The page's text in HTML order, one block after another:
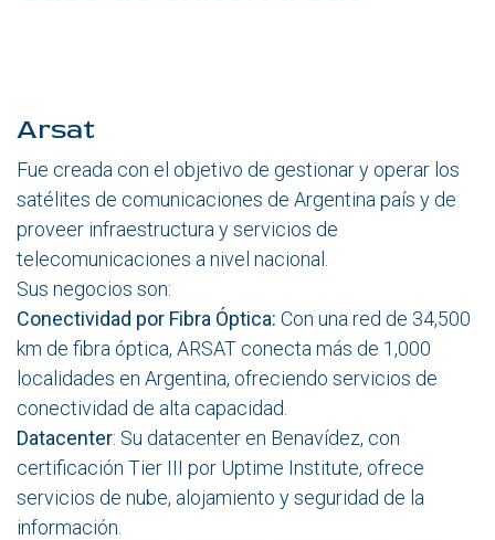
Arsat
Fue creada con el objetivo de gestionar y operar los
satélites de comunicaciones de Argentina país y de
proveer infraestructura y servicios de
telecomunicaciones a nivel nacional.
Sus negocios son:
Conectividad por Fibra Óptica: Con una red de 34,500
km de fibra óptica, ARSAT conecta más de 1,000
localidades en Argentina, ofreciendo servicios de
conectividad de alta capacidad.
Datacenter: Su datacenter en Benavídez, con
certificación Tier III por Uptime Institute, ofrece
servicios de nube, alojamiento y seguridad de la
información.